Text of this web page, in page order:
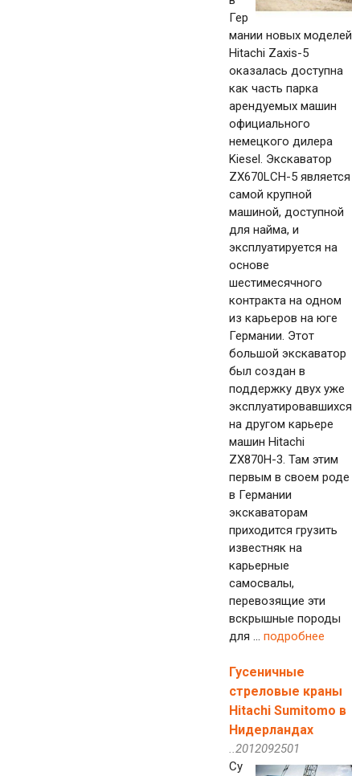
Гер
мании новых моделей
Hitachi Zaxis-5
оказалась доступна
как часть парка
арендуемых машин
официального
немецкого дилера
Kiesel. Экскаватор
ZX670LCH-5 является
самой крупной
машиной, доступной
для найма, и
эксплуатируется на
основе
шестимесячного
контракта на одном
из карьеров на юге
Германии. Этот
большой экскаватор
был создан в
поддержку двух уже
эксплуатировавшихся
на другом карьере
машин Hitachi
ZX870H-3. Там этим
первым в своем роде
в Германии
экскаваторам
приходится грузить
известняк на
карьерные
самосвалы,
перевозящие эти
вскрышные породы
для ... подробнее
Гусеничные
стреловые краны
Hitachi Sumitomo в
Нидерландах
..2012092501
Су